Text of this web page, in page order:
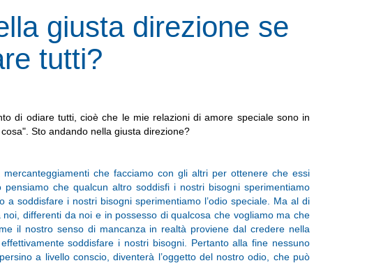
giusta direzione se
tutti?
di odiare tutti, cioè che le mie relazioni di amore speciale sono in
Sto andando nella giusta direzione?
che facciamo con gli altri per ottenere che essi
che qualcun altro soddisfi i nostri bisogni sperimentiamo
a soddisfare i nostri bisogni sperimentiamo l’odio speciale. Ma al di
differenti da noi e in possesso di qualcosa che vogliamo ma che
il nostro senso di mancanza in realtà proviene dal credere nella
soddisfare i nostri bisogni. Pertanto alla fine nessuno
a livello conscio, diventerà l’oggetto del nostro odio, che può